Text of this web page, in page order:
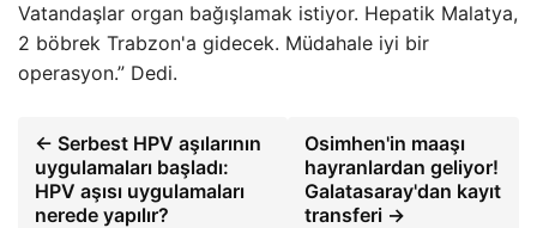
Vatandaşlar organ bağışlamak istiyor. Hepatik Malatya,
2 böbrek Trabzon'a gidecek. Müdahale iyi bir
operasyon.” Dedi.
← Serbest HPV aşılarının
uygulamaları başladı:
HPV aşısı uygulamaları
nerede yapılır?
Osimhen'in maaşı
hayranlardan geliyor!
Galatasaray'dan kayıt
transferi →